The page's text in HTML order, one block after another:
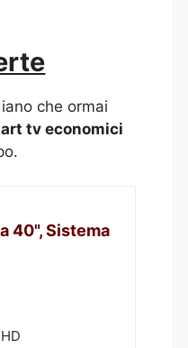
che ormai
tv economici
40", Sistema